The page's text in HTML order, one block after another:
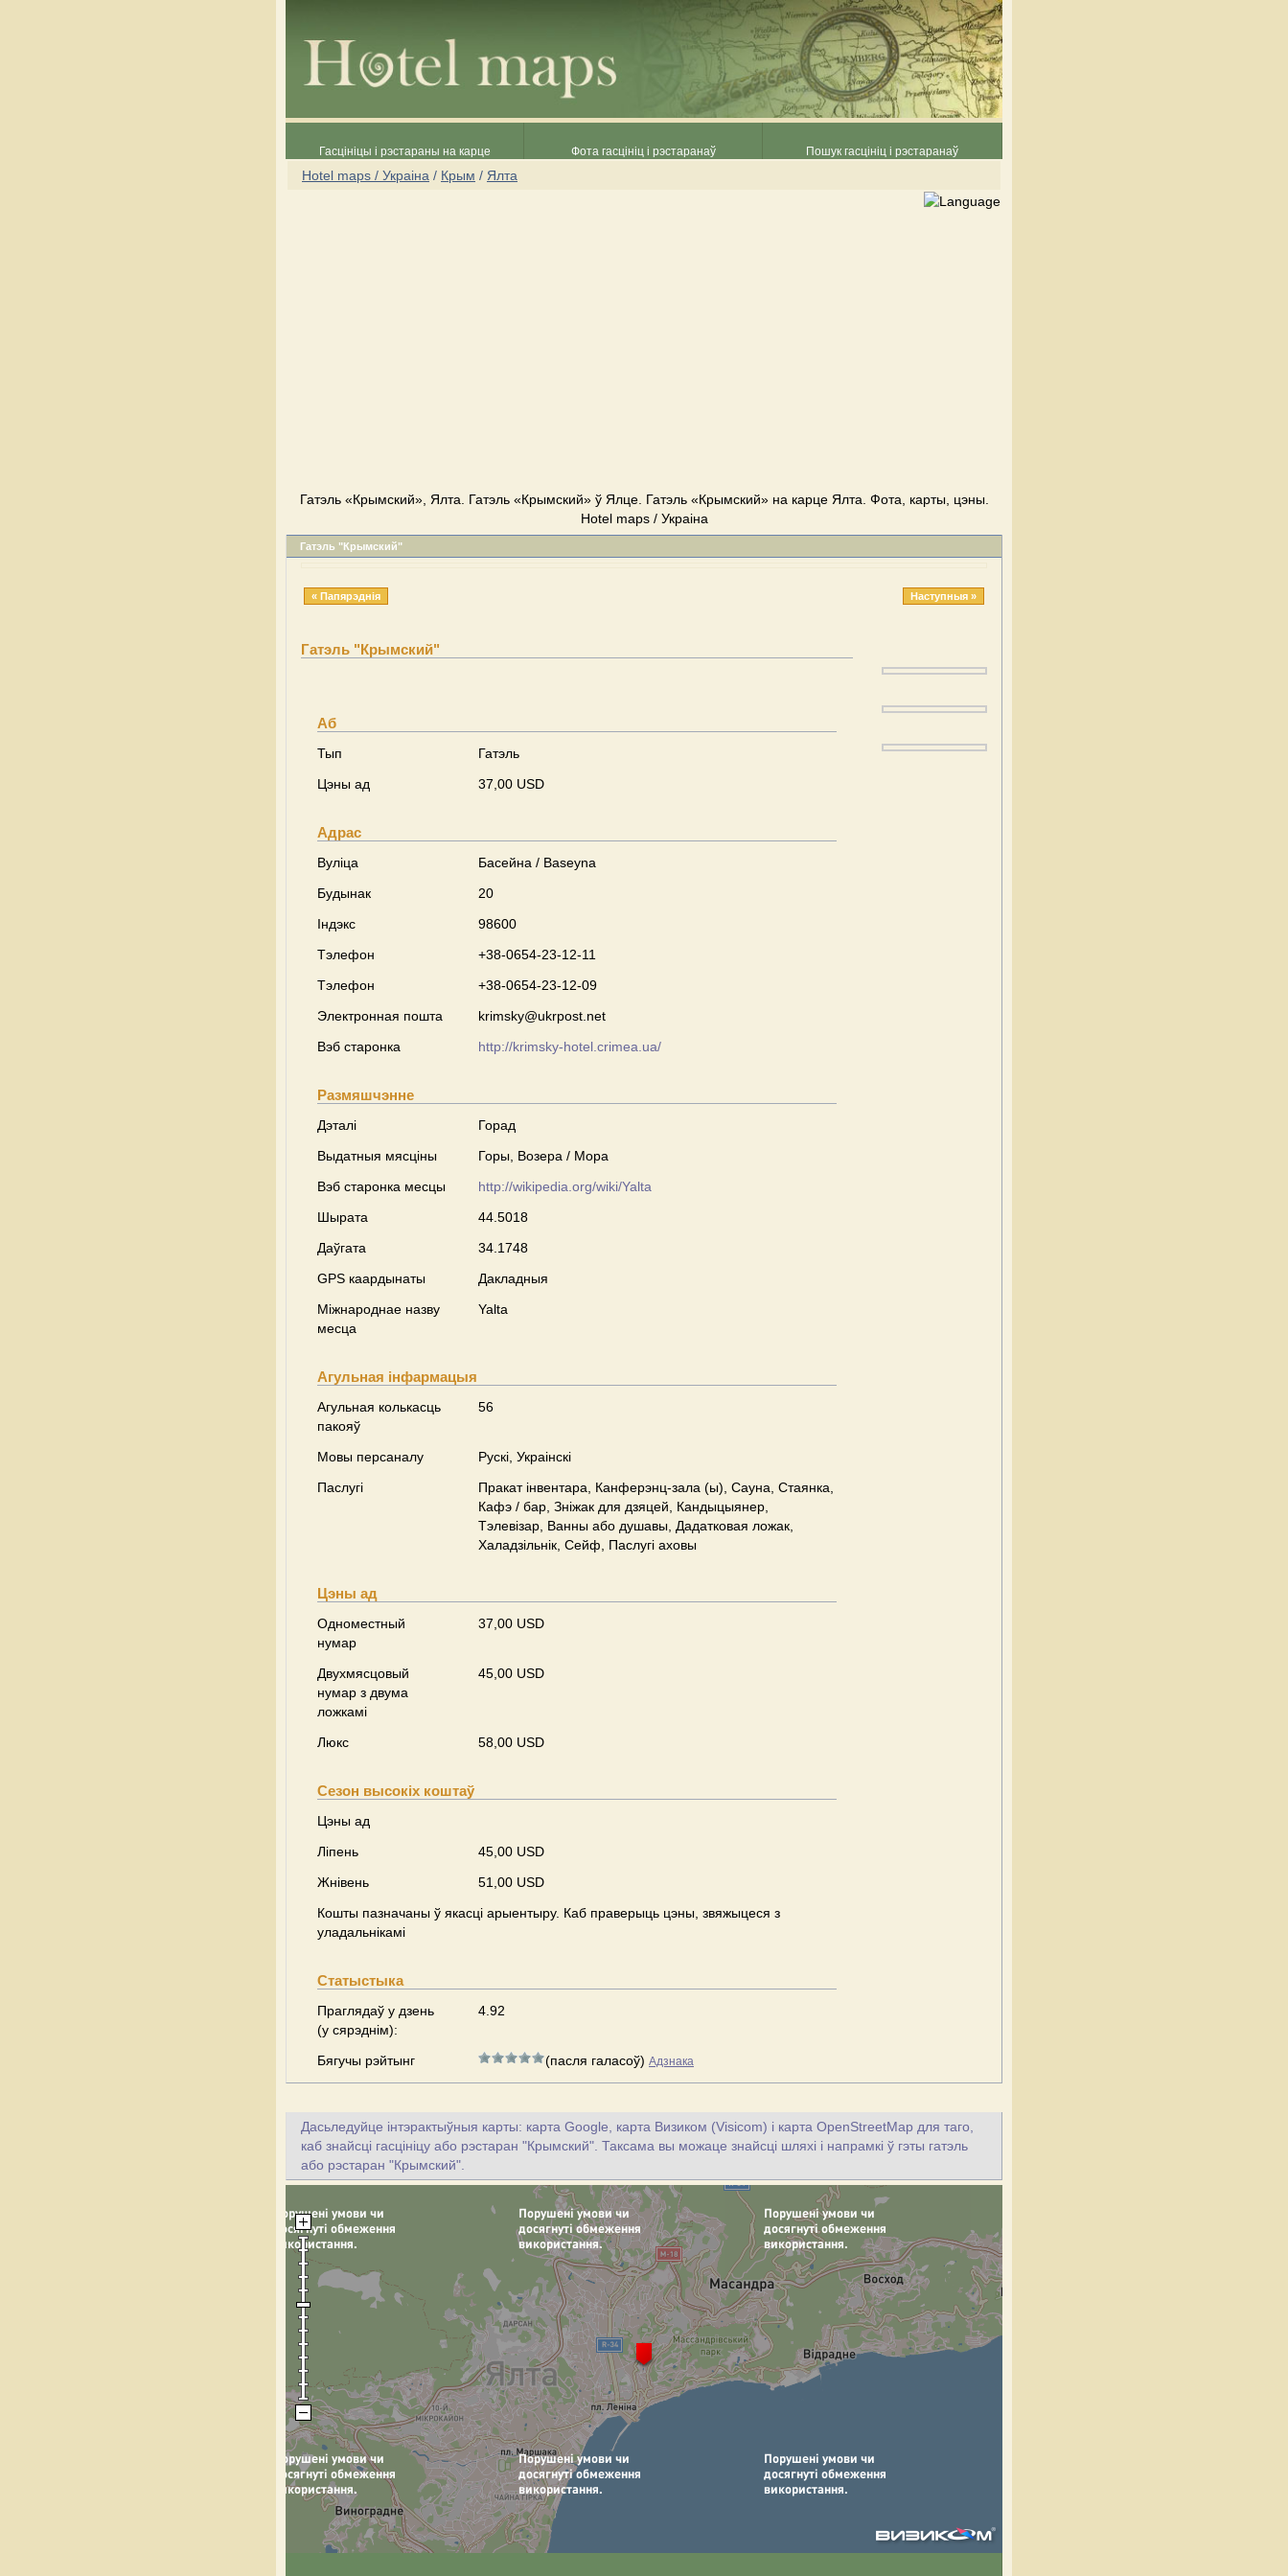
Гасцініцы і рэстараны на карце Фота гасцініц і рэстаранаў Пошук гасцініц і рэстаранаў
Hotel maps / Украіна / Крым / Ялта
Гатэль «Крымский», Ялта. Гатэль «Крымский» ў Ялце. Гатэль «Крымский» на карце Ялта. Фота, карты, цэны.
Hotel maps / Украіна
Гатэль "Крымский"
« Папярэднія Наступныя »
Гатэль "Крымский"
Аб
Тып
Гатэль
Цэны ад
37,00 USD
Адрас
Вуліца
Басейна / Baseyna
Будынак
20
Індэкс
98600
Тэлефон
+38-0654-23-12-11
Тэлефон
+38-0654-23-12-09
Электронная пошта
krimsky@ukrpost.net
Вэб старонка
http://krimsky-hotel.crimea.ua/
Размяшчэнне
Дэталі
Горад
Выдатныя мясціны
Горы, Возера / Мора
Вэб старонка месцы
http://wikipedia.org/wiki/Yalta
Шырата
44.5018
Даўгата
34.1748
GPS каардынаты
Дакладныя
Міжнароднае назву
месца
Yalta
Агульная інфармацыя
Агульная колькасць
пакояў
56
Мовы персаналу
Рускі, Украінскі
Паслугі
Пракат інвентара, Канферэнц-зала (ы), Сауна, Стаянка,
Кафэ / бар, Зніжак для дзяцей, Кандыцыянер,
Тэлевізар, Ванны або душавы, Дадатковая ложак,
Халадзільнік, Сейф, Паслугі аховы
Цэны ад
Одноместный
нумар
37,00 USD
Двухмясцовый
нумар з двума
ложкамі
45,00 USD
Люкс 58,00 USD
Сезон высокіх коштаў
Цэны ад
Ліпень
45,00 USD
Жнівень
51,00 USD
Кошты пазначаны ў якасці арыентыру. Каб праверыць цэны, звяжыцеся з
уладальнікамі
Статыстыка
Праглядаў у дзень
(у сярэднім):
4.92
Бягучы рэйтынг (пасля галасоў) Адзнака
Дасьледуйце інтэрактыўныя карты: карта Google, карта Визиком (Visicom) і карта OpenStreetMap для таго,
каб знайсці гасцініцу або рэстаран "Крымский". Таксама вы можаце знайсці шляхі і напрамкі ў гэты гатэль
або рэстаран "Крымский".